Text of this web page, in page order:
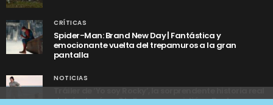
CRÍTICAS
Spider-Man: Brand New Day | Fantástica y
emocionante vuelta del trepamuros a la gran
pantalla
NOTICIAS
Tráiler de ‘Yo soy Rocky’, la sorprendente historia real
detrás de cómo Stallone se convirtió en Rocky